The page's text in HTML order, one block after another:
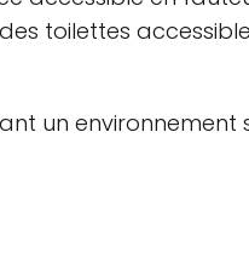
toilettes
un